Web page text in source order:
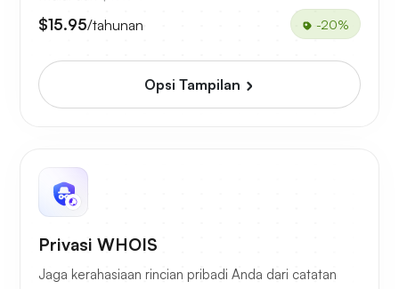
$15.95/tahunan -20%
Opsi Tampilan
Privasi WHOIS
Jaga kerahasiaan rincian pribadi Anda dari catatan